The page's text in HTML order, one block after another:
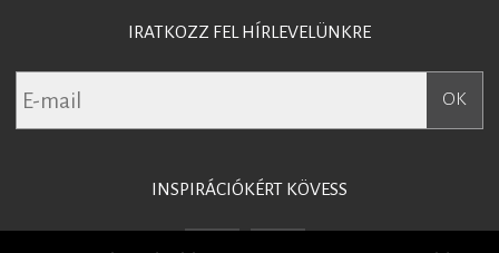
IRATKOZZ FEL HÍRLEVELÜNKRE
INSPIRÁCIÓKÉRT KÖVESS